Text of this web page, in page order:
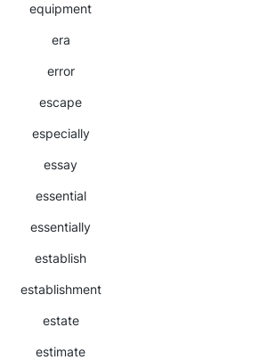
equipment
era
error
escape
especially
essay
essential
essentially
establish
establishment
estate
estimate